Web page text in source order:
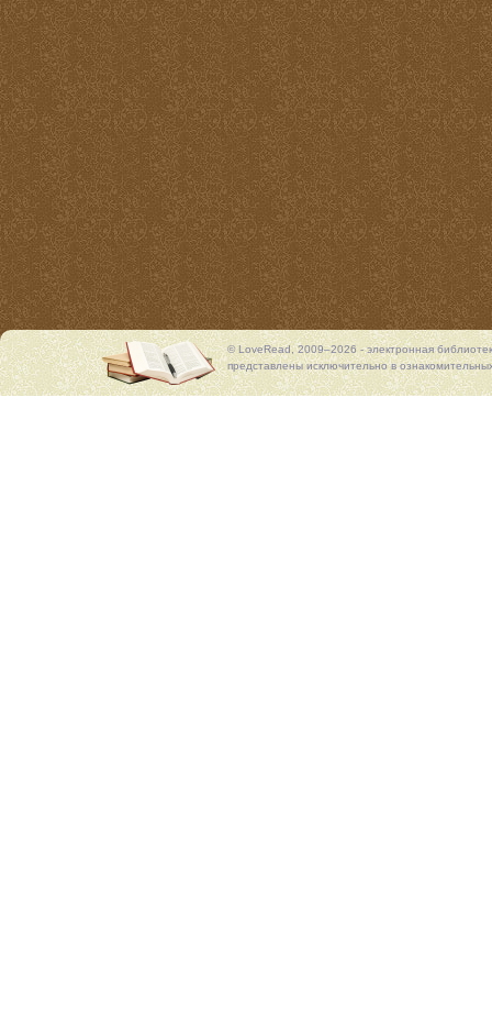
© LoveRead, 2009–2026 - электронная
представлены исключительно в